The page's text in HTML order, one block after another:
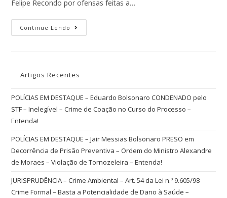
Felipe Recondo por ofensas feitas a…
Continue Lendo
Artigos Recentes
POLÍCIAS EM DESTAQUE – Eduardo Bolsonaro CONDENADO pelo
STF – Inelegível – Crime de Coação no Curso do Processo –
Entenda!
POLÍCIAS EM DESTAQUE – Jair Messias Bolsonaro PRESO em
Decorrência de Prisão Preventiva – Ordem do Ministro Alexandre
de Moraes – Violação de Tornozeleira – Entenda!
JURISPRUDÊNCIA – Crime Ambiental – Art. 54 da Lei n.º 9.605/98
Crime Formal – Basta a Potencialidade de Dano à Saúde –